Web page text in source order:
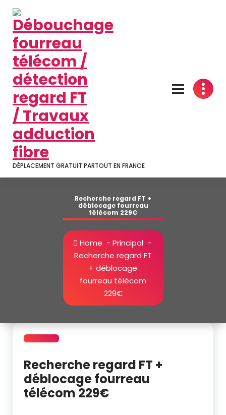
contenu
DÉPLACEMENT GRATUIT PARTOUT EN FRANCE
Recherche regard FT +
déblocage fourreau
télécom 229€
Home - Principal-
Recherche regard FT
+ déblocage
fourreau télécom
229€
Recherche regard FT +
déblocage fourreau
télécom 229€